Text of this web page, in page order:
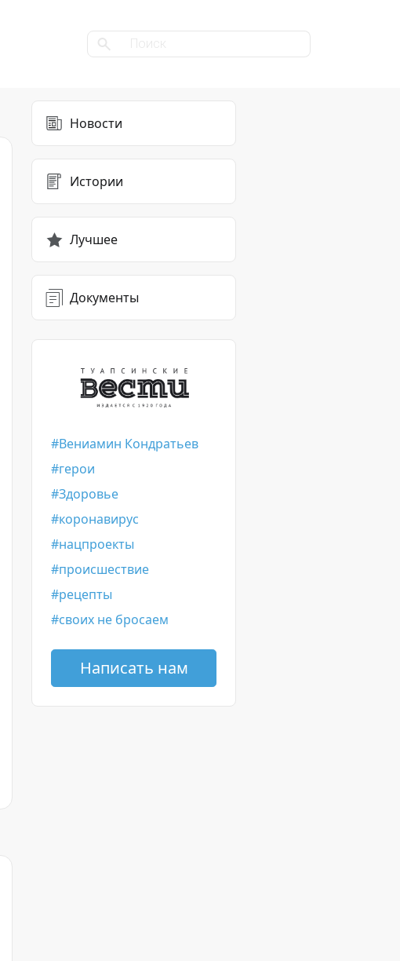
Новости
Истории
Лучшее
Документы
Вениамин Кондратьев
герои
Здоровье
коронавирус
нацпроекты
происшествие
рецепты
своих не бросаем
Написать нам